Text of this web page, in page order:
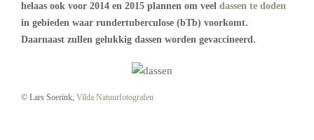
helaas ook voor 2014 en 2015 plannen om veel dassen te doden
in gebieden waar rundertuberculose (bTb) voorkomt.
Daarnaast zullen gelukkig dassen worden gevaccineerd.
© Lars Soerink, Vilda Natuurfotografen